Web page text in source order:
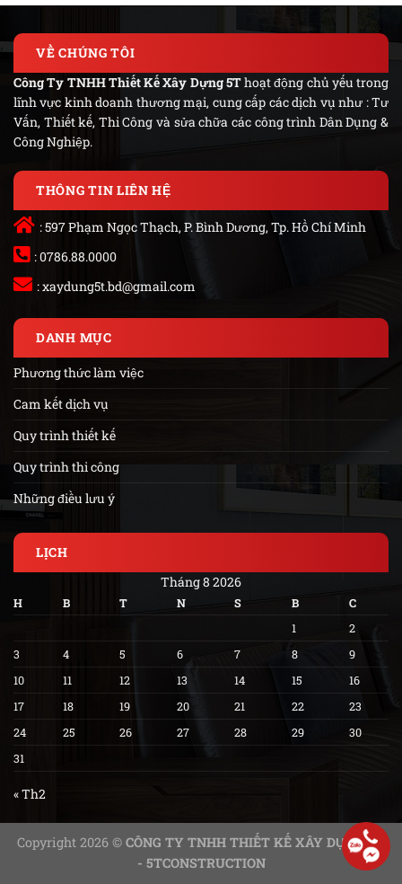
VỀ CHÚNG TÔI
Công Ty TNHH Thiết Kế Xây Dựng 5Thoạt động chủ yếu trong
lĩnh vực kinh doanh thương mại, cung cấp các dịch vụ như : Tư
Vấn, Thiết kế, Thi Công và sửa chữa các công trình Dân Dụng &
Công Nghiệp.
THÔNG TIN LIÊN HỆ
: 597 Phạm Ngọc Thạch, P. Bình Dương, Tp. Hồ Chí Minh
: 0786.88.0000
:xaydung5t.bd@gmail.com
DANH MỤC
Phương thức làm việc
Cam kết dịch vụ
Quy trình thiết kế
Quy trình thi công
Những điều lưu ý
LỊCH
Tháng 8 2026
H B T N S B
C
1
2
3
4 5 6 7 8
9
10
11 12 13 14 15
16
17
18 19 20 21 22
23
24
25 26 27 28 29
30
31
« Th2
Copyright 2026 © CÔNG TY TNHH THIẾT KẾ XÂY DỰNG 5T
- 5TCONSTRUCTION